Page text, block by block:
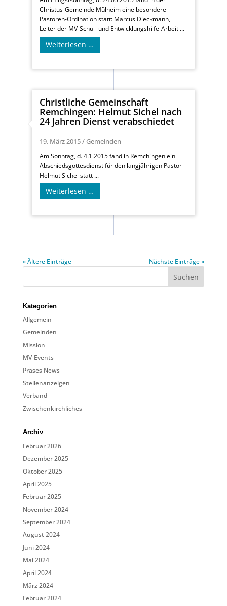
Christus-Gemeinde Mülheim eine besondere
Pastoren-Ordination statt: Marcus Dieckmann,
Leiter der MV-Schul- und Entwicklungshilfe-Arbeit ...
Weiterlesen …
Christliche Gemeinschaft
Remchingen: Helmut Sichel nach
24 Jahren Dienst verabschiedet
19. März 2015/ Gemeinden
Am Sonntag, d. 4.1.2015 fand in Remchingen ein
Abschiedsgottesdienst für den langjährigen Pastor
Helmut Sichel statt ...
Weiterlesen …
« Ältere Einträge Nächste Einträge »
Kategorien
Allgemein
Gemeinden
Mission
MV-Events
Präses News
Stellenanzeigen
Verband
Zwischenkirchliches
Archiv
Februar 2026
Dezember 2025
Oktober 2025
April 2025
Februar 2025
November 2024
September 2024
August 2024
Juni 2024
Mai 2024
April 2024
März 2024
Februar 2024